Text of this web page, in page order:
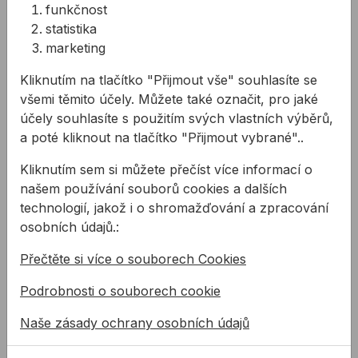
10 759,32Kč s DPH
Není skladem
Sekací kladivo BOSCH GSH 3 E
BOSCH GSH 3 E
Vrtací kladivo BOSCH
BOSCH GBH 5-40 D
nejvyšší rychlostí vrtání ve
funkčnost
statistika
marketing
Kliknutím na tlačítko "Přijmout vše" souhlasíte se
všemi těmito účely. Můžete také označit, pro jaké
účely souhlasíte s použitím svých vlastních výběrů,
a poté kliknout na tlačítko "Přijmout vybrané"..
Kliknutím sem si můžete přečíst více informací o
našem používání souborů cookies a dalších
technologií, jakož i o shromažďování a zpracování
osobních údajů.:
Přečtěte si více o souborech Cookies
Podrobnosti o souborech cookie
Naše zásady ochrany osobních údajů